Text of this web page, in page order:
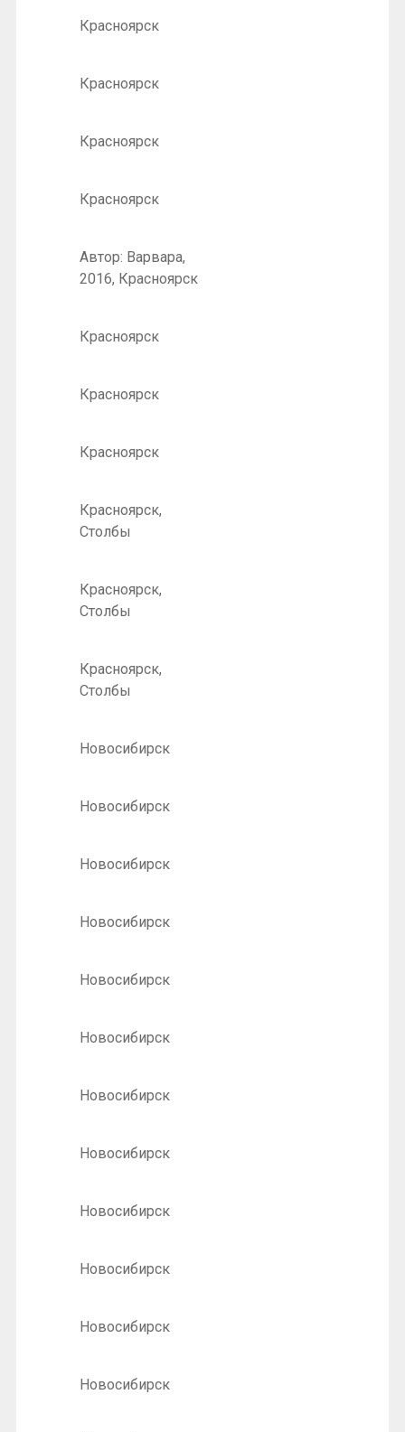
Красноярск
Красноярск
Красноярск
Красноярск
Автор: Варвара,
2016, Красноярск
Красноярск
Красноярск
Красноярск
Красноярск,
Столбы
Красноярск,
Столбы
Красноярск,
Столбы
Новосибирск
Новосибирск
Новосибирск
Новосибирск
Новосибирск
Новосибирск
Новосибирск
Новосибирск
Новосибирск
Новосибирск
Новосибирск
Новосибирск